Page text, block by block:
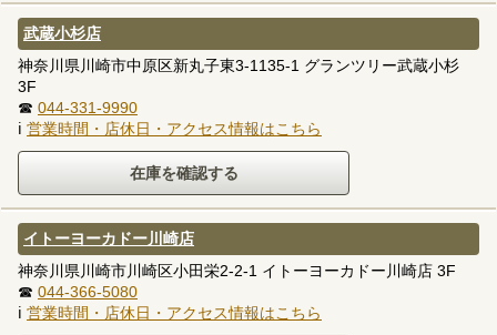
武蔵小杉店
神奈川県川崎市中原区新丸子東3-1135-1 グランツリー武蔵小杉
3F
☎ 044-331-9990
ℹ 営業時間・店休日・アクセス情報はこちら
イトーヨーカドー川崎店
神奈川県川崎市川崎区小田栄2-2-1 イトーヨーカドー川崎店 3F
☎ 044-366-5080
ℹ 営業時間・店休日・アクセス情報はこちら